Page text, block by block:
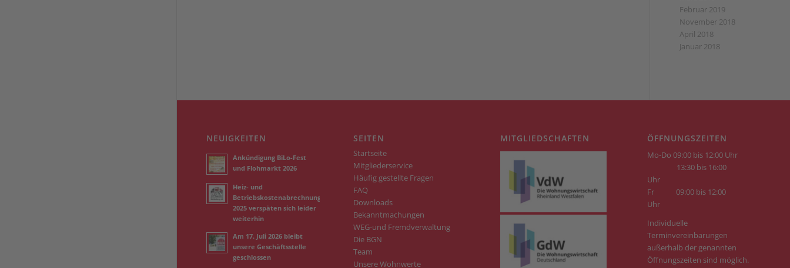
Februar 2019
November 2018
April 2018
Januar 2018
NEUIGKEITEN
Ankündigung BiLo-Fest
und Flohmarkt 2026
Heiz- und
Betriebskostenabrechnungen
2025 verspäten sich leider
weiterhin
Am 17. Juli 2026 bleibt
unsere Geschäftsstelle
geschlossen
SEITEN
Startseite
Mitgliederservice
Häufig gestellte Fragen
FAQ
Downloads
Bekanntmachungen
WEG-und Fremdverwaltung
Die BGN
Team
Unsere Wohnwerte
MITGLIEDSCHAFTEN ÖFFNUNGSZEITEN
Mo-Do 09:00 bis 12:00 Uhr
13:30 bis 16:00
Uhr
Fr
09:00 bis 12:00
Uhr
Individuelle
Terminvereinbarungen
außerhalb der genannten
Öffnungszeiten sind möglich.